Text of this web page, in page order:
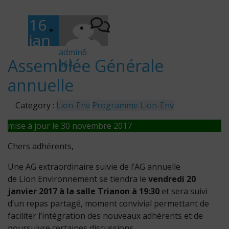
16
jan
201
7
admin6
064
-
Assemblée Générale
annuelle
Category : Lion-Env Programme Lion-Env
mise à jour le 30 novembre 2017
Chers adhérents,
Une AG extraordinaire suivie de l’AG annuelle
de Lion Environnement se tiendra le vendredi 20
janvier 2017 à la salle Trianon à 19:30 et sera suivi
d’un repas partagé, moment convivial permettant de
faciliter l’intégration des nouveaux adhérents et de